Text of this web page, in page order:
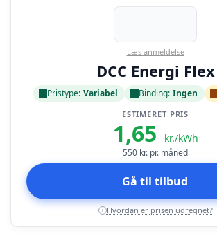
Læs anmeldelse
DCC Energi Flex
Pristype: Variabel Binding: Ingen
ESTIMERET PRIS
1,65 kr./kWh
550 kr. pr. måned
Gå til tilbud
i Hvordan er prisen udregnet?